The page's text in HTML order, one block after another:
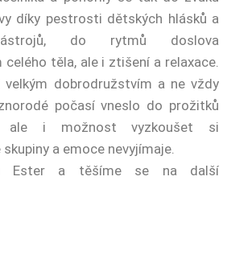
díky pestrosti dětských hlásků a
do rytmů doslova
celého těla, ale i ztišení a relaxace.
velkým dobrodružstvím a ne vždy
počasí vneslo do prožitků
ale i možnost vyzkoušet si
a emoce nevyjímaje.
Ester a těšíme se na další